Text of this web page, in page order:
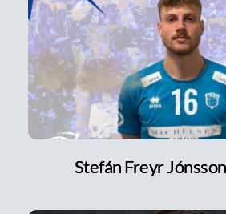
Stefán Freyr